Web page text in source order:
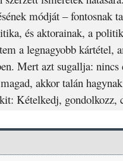
módját – fontosnak
és aktorainak, a
a legnagyobb kártétel,
Mert azt sugallja: nincs
akkor talán
Kételkedj, gondolkozz,